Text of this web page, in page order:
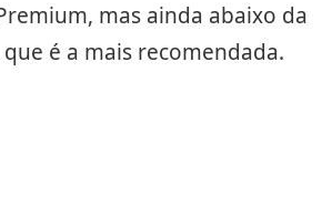
mas ainda abaixo da
é a mais recomendada.